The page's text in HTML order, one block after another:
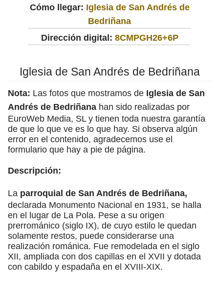
Cómo llegar: Iglesia de San Andrés de
Bedriñana
Dirección digital: 8CMPGH26+6P
Iglesia de San Andrés de Bedriñana
Nota: Las fotos que mostramos de Iglesia de San
Andrés de Bedriñana han sido realizadas por
EuroWeb Media, SL y tienen toda nuestra garantía
de que lo que ve es lo que hay. Si observa algún
error en el contenido, agradecemos use el
formulario que hay a pie de página.
Descripción:
La parroquial de San Andrés de Bedriñana,
declarada Monumento Nacional en 1931, se halla
en el lugar de La Pola. Pese a su origen
prerrománico (siglo IX), de cuyo estilo le quedan
solamente restos, puede considerarse una
realización románica. Fue remodelada en el siglo
XII, ampliada con dos capillas en el XVII y dotada
con cabildo y espadaña en el XVIII-XIX.